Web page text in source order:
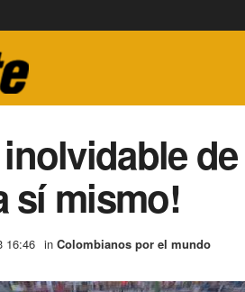
sí mismo!
16:46 in Colombianos por el mundo